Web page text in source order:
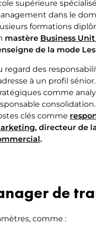
supérieure
dans le
formations
mastère Business
de la mode
regard des
à un profil
comme
clés comme
, directeur de
.
de
comme :